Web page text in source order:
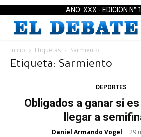
AÑO: XXX - EDICION
Inicio Etiquetas Sarmiento
Etiqueta: Sarmiento
DEPORTES
Obligados a ganar si
llegar a
Daniel Armando Vogel - 29